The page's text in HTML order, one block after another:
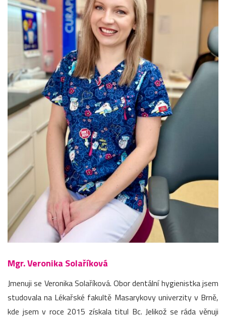
Mgr. Veronika Solaříková
Jmenuji se Veronika Solaříková. Obor dentální hygienistka jsem
studovala na Lékařské fakultě Masarykovy univerzity v Brně,
kde jsem v roce 2015 získala titul Bc. Jelikož se ráda věnuji